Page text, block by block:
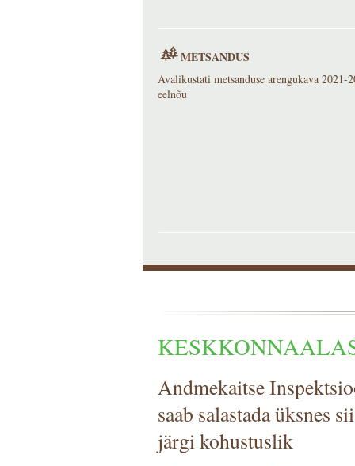
METSANDUS
Avalikustati metsanduse arengukava 2021-
eelnõu
Andmekaitse
saab salastada üksnes
järgi kohustuslik